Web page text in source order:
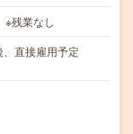
残業なし
、直接雇用予定